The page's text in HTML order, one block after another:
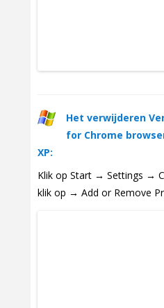
Het verwijderen
for Chrome
XP:
Klik op Start → Settings →
klik op → Add or Remove